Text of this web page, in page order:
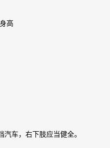
高
车，右下肢应当健全。